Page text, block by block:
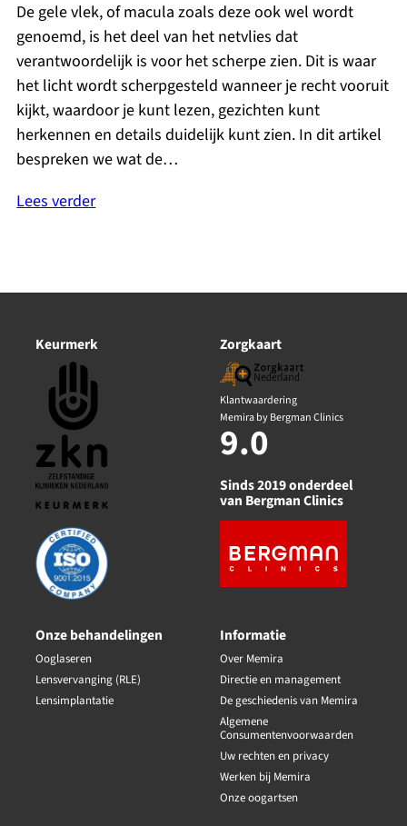
De gele vlek, of macula zoals deze ook wel wordt
genoemd, is het deel van het netvlies dat
verantwoordelijk is voor het scherpe zien. Dit is waar
het licht wordt scherpgesteld wanneer je recht vooruit
kijkt, waardoor je kunt lezen, gezichten kunt
herkennen en details duidelijk kunt zien. In dit artikel
bespreken we wat de…
Lees verder
Keurmerk Zorgkaart
Klantwaardering
Memira by Bergman Clinics
9.0
Sinds 2019 onderdeel
van Bergman Clinics
Onze behandelingen
Ooglaseren
Lensvervanging (RLE)
Lensimplantatie
Informatie
Over Memira
Directie en management
De geschiedenis van Memira
Algemene
Consumentenvoorwaarden
Uw rechten en privacy
Werken bij Memira
Onze oogartsen